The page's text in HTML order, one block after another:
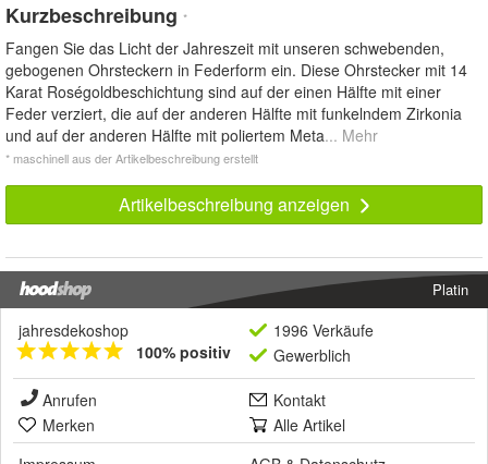
Kurzbeschreibung *
Fangen Sie das Licht der Jahreszeit mit unseren schwebenden,
gebogenen Ohrsteckern in Federform ein. Diese Ohrstecker mit 14
Karat Roségoldbeschichtung sind auf der einen Hälfte mit einer
Feder verziert, die auf der anderen Hälfte mit funkelndem Zirkonia
und auf der anderen Hälfte mit poliertem Meta... Mehr
* maschinell aus der Artikelbeschreibung erstellt
Artikelbeschreibung anzeigen
Platin
jahresdekoshop
100% positiv
1996 Verkäufe
Gewerblich
Anrufen
Kontakt
Merken
Alle Artikel